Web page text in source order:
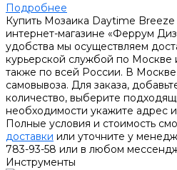
Подробнее
Купить Мозаика Daytime
интернет-магазине «Феррум
удобства мы осуществляем
курьерской службой по Москве
также по всей России. В Москве
самовывоза. Для заказа,
количество, выберите
необходимости укажите адрес
Полные условия и стоимость
доставки или уточните у
783-93-58 или в любом
Инструменты